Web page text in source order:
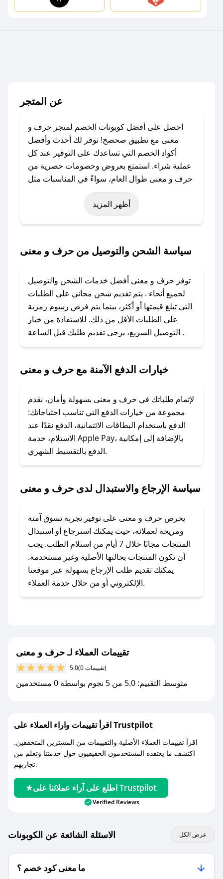
عن المتجر
احصل على أفضل كوبونات الخصم لمتجر حرف و
معنى مع تطبيق صحصح! نوفر لك أحدث وأفضل
أكواد الخصم التي تساعدك على التوفير عند كل
عملية شراء. استمتع بعروض وخصومات حصرية من
حرف و معنى طوال العام، سواءً في المناسبات مثل
عيد الفطر، عيد الأضحى، الجمعة البيضاء (شهر
نوفمبر)، رمضان، اليوم الوطني، يوم التأسيس، أو
حتى عروض خاصة أخرى.
باستخدام تطبيق صحصح، يمكنك العثور بسهولة على
الكوبون، تواصل معنا عبر تويتر أو البريد الإلكتروني
لإضافته بسرعة.
### كيفية استخدام كود خصم حرف و معنى؟
1. انسخ كود الخصم من تطبيق صحصح.
2. الصقه في خانة الدفع عند التسوق من حرف و
لا تقلق! يمكنك التواصل مع فريق دعم صحصح عبر
الرسائل الخاصة على تويتر أو البريد الإلكتروني،
وسنقوم بحل المشكلة في أسرع وقت ممكن.
### ماذا أفعل إذا لم أجد كود خصم لمتجري
المفضل؟
مراسلتنا مباشرة وسنعمل على توفير الكوبونات في
### كيف تحصل على كوبونات خصم حصرية من
حرف و معنى؟
للحصول على كوبونات وخصومات حصرية، قم بما
يلي:
- اضغط على أيقونة متابعة لمتجر حرف و معنى في
مع صحصح، تسوق بذكاء ووفّر على كل مشترياتك مع
كوبونات خصم حصرية من حرف و معنى!
أظهر المزيد
سياسة الشحن والتوصيل من حرف و معنى
توفر حرف و معنى أفضل خدمات الشحن والتوصيل
لجميع أنحاء . يتم تقديم شحن مجاني على الطلبات
التي تبلغ قيمتها أو أكثر، بينما يتم فرض رسوم رمزية
على الطلبات الأقل من ذلك. للاستفادة من خيار
التوصيل السريع، يرجى تقديم طلبك قبل الساعة .
خيارات الدفع الآمنة مع حرف و معنى
لإتمام طلباتك في حرف و معنى بسهولة وأمان، نقدم
مجموعة من خيارات الدفع التي تناسب احتياجاتك:
الدفع باستخدام البطاقات الائتمانية، الدفع نقدًا عند
الاستلام، خدمة Apple Pay، بالإضافة إلى إمكانية
الدفع بالتقسيط الشهري.
سياسة الإرجاع والاستبدال لدى حرف و معنى
يحرص حرف و معنى على توفير تجربة تسوق آمنة
ومريحة لعملائه، حيث يمكنك استرجاع أو استبدال
المنتجات مجانًا خلال 7 أيام من استلام الطلب. يجب
أن تكون المنتجات بحالتها الأصلية وغير مستخدمة.
يمكنك تقديم طلب الإرجاع بسهولة عبر موقعنا
الإلكتروني أو من خلال خدمة العملاء.
تقييمات العملاء لـ حرف و معنى
5.0 (0 تقييمات)
متوسط التقييم: 5.0 من 5 نجوم بواسطة 0 مستخدمين
اقرأ تقييمات واراء العملاء على Trustpilot
اقرأ تقييمات العملاء الأصلية والتقييمات من المشترين المتحققين.
اكتشف ما يعتقده المستخدمون الحقيقيون حول خدمتنا وتعلم من
تجاربهم.
اطلع على آراء عملائنا على Trustpilot
Verified Reviews
الاسئلة الشائعة عن الكوبونات عرض الكل
ما معنى كود خصم ؟